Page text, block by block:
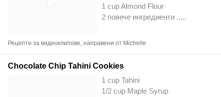
1 cup Almond Flour
2 повече ингредиенти .....
Рецепти за видеоклипове, направени от Michelle
Chocolate Chip Tahini Cookies
1 cup Tahini
1/2 cup Maple Syrup